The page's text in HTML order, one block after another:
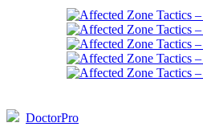
DoctorPro